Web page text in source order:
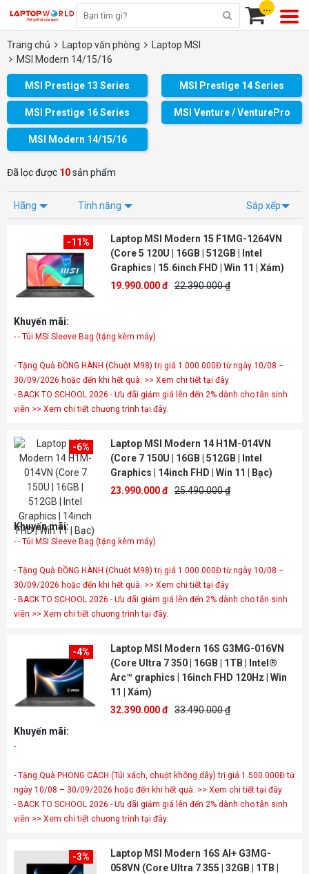
...
Trang chủ Laptop văn phòng
Laptop MSI
MSI Modern 14/15/16
MSI Prestige 13 Series MSI Prestige 14 Series
MSI Prestige 16 Series MSI Venture / VenturePro
MSI Modern 14/15/16
Đã lọc được 10sản phẩm
Hãng Tính năng Sắp xếp
-11%
Laptop MSI Modern 15 F1MG-1264VN
(Core 5 120U | 16GB | 512GB | Intel
Graphics | 15.6inch FHD | Win 11 | Xám)
19.990.000 đ 22.390.000 ₫
Khuyến mãi:
- Tặng Quà ĐỒNG HÀNH (Chuột M98) trị giá 1.000.000Đ từ ngày 10/08 –
30/09/2026 hoặc đến khi hết quà. >> Xem chi tiết tại đây
- BACK TO SCHOOL 2026 - Ưu đãi giảm giá lên đến 2% dành cho tân sinh
viên >> Xem chi tiết chương trình tại đây.
-6%
Laptop MSI Modern 14 H1M-014VN
(Core 7 150U | 16GB | 512GB | Intel
Graphics | 14inch FHD | Win 11 | Bạc)
23.990.000 đ 25.490.000 ₫
Khuyến mãi:
- Tặng Quà ĐỒNG HÀNH (Chuột M98) trị giá 1.000.000Đ từ ngày 10/08 –
30/09/2026 hoặc đến khi hết quà. >> Xem chi tiết tại đây
- BACK TO SCHOOL 2026 - Ưu đãi giảm giá lên đến 2% dành cho tân sinh
viên >> Xem chi tiết chương trình tại đây.
-4%
Laptop MSI Modern 16S G3MG-016VN
(Core Ultra 7 350 | 16GB | 1TB | Intel®
Arc™ graphics | 16inch FHD 120Hz | Win
11 | Xám)
32.390.000 đ 33.490.000 ₫
Khuyến mãi:
- Tặng Quà PHONG CÁCH (Túi xách, chuột không dây) trị giá 1.500.000Đ từ
ngày 10/08 – 30/09/2026 hoặc đến khi hết quà. >> Xem chi tiết tại đây
- BACK TO SCHOOL 2026 - Ưu đãi giảm giá lên đến 2% dành cho tân sinh
viên >> Xem chi tiết chương trình tại đây.
-3%
Laptop MSI Modern 16S AI+ G3MG-
058VN (Core Ultra 7 355 | 32GB | 1TB |